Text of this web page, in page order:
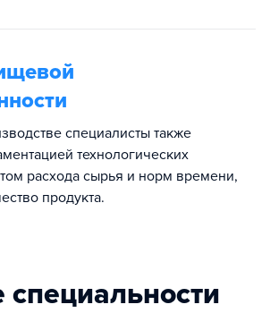
специалисты также
технологических
расхода сырья и норм времени,
продукта.